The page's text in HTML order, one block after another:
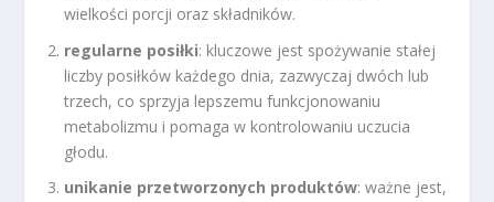
wielkości porcji oraz składników.
regularne posiłki: kluczowe jest spożywanie stałej
liczby posiłków każdego dnia, zazwyczaj dwóch lub
trzech, co sprzyja lepszemu funkcjonowaniu
metabolizmu i pomaga w kontrolowaniu uczucia
głodu.
unikanie przetworzonych produktów: ważne jest,